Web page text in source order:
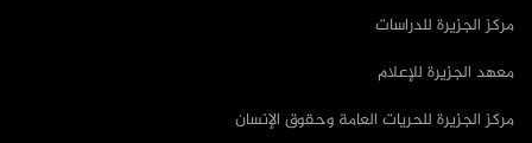
مركز الجزيرة للدراسات
معهد الجزيرة للإعلام
مركز الجزيرة للحريات العامة وحقوق الإنسان